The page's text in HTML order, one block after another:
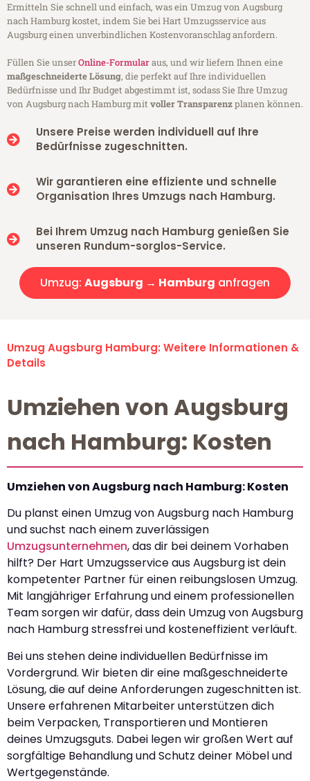
Ermitteln Sie schnell und einfach, was ein Umzug von Augsburg
nach Hamburg kostet, indem Sie bei Hart Umzugsservice aus
Augsburg einen unverbindlichen Kostenvoranschlag anfordern.
Füllen Sie unserOnline-Formularaus, und wir liefern Ihnen eine
maßgeschneiderte Lösung, die perfekt auf Ihre individuellen
Bedürfnisse und Ihr Budget abgestimmt ist, sodass Sie Ihre Umzug
von Augsburg nach Hamburg mitvoller Transparenzplanen können.
Unsere Preise werden individuell auf Ihre
Bedürfnisse zugeschnitten.
Wir garantieren eine effiziente und schnelle
Organisation Ihres Umzugs nach Hamburg.
Bei Ihrem Umzug nach Hamburg genießen Sie
unseren Rundum-sorglos-Service.
Umzug: Augsburg → Hamburg anfragen
Umzug Augsburg Hamburg: Weitere Informationen &
Details
Umziehen von Augsburg
nach Hamburg: Kosten
Umziehen von Augsburg nach Hamburg: Kosten
Du planst einen Umzug von Augsburg nach Hamburg
und suchst nach einem zuverlässigen
Umzugsunternehmen, das dir bei deinem Vorhaben
hilft? Der Hart Umzugsservice aus Augsburg ist dein
kompetenter Partner für einen reibungslosen Umzug.
Mit langjähriger Erfahrung und einem professionellen
Team sorgen wir dafür, dass dein Umzug von Augsburg
nach Hamburg stressfrei und kosteneffizient verläuft.
Bei uns stehen deine individuellen Bedürfnisse im
Vordergrund. Wir bieten dir eine maßgeschneiderte
Lösung, die auf deine Anforderungen zugeschnitten ist.
Unsere erfahrenen Mitarbeiter unterstützen dich
beim Verpacken, Transportieren und Montieren
deines Umzugsguts. Dabei legen wir großen Wert auf
sorgfältige Behandlung und Schutz deiner Möbel und
Wertgegenstände.